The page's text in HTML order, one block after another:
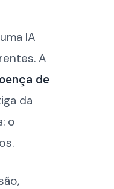
IA
A
de
da
o